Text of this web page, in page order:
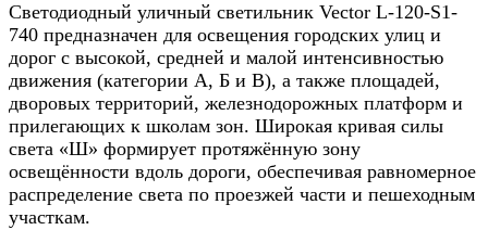
Светодиодный уличный светильник Vector L-120-S1-
740 предназначен для освещения городских улиц и
дорог с высокой, средней и малой интенсивностью
движения (категории А, Б и В), а также площадей,
дворовых территорий, железнодорожных платформ и
прилегающих к школам зон. Широкая кривая силы
света «Ш» формирует протяжённую зону
освещённости вдоль дороги, обеспечивая равномерное
распределение света по проезжей части и пешеходным
участкам.​